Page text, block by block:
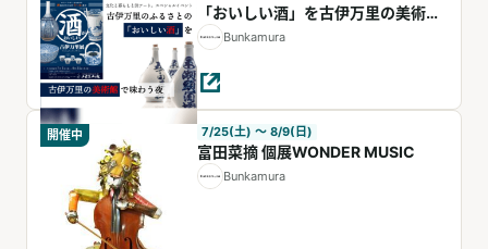
「おいしい酒」を古伊万里の美術館
で味わう夜』
Bunkamura
開催中 7/25(土) 〜 8/9(日)
富田菜摘 個展WONDER MUSIC
Bunkamura